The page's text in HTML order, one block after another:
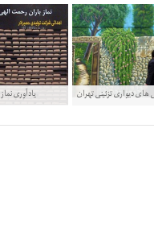
یادآوری نماز های دیواری تزئینی تهران